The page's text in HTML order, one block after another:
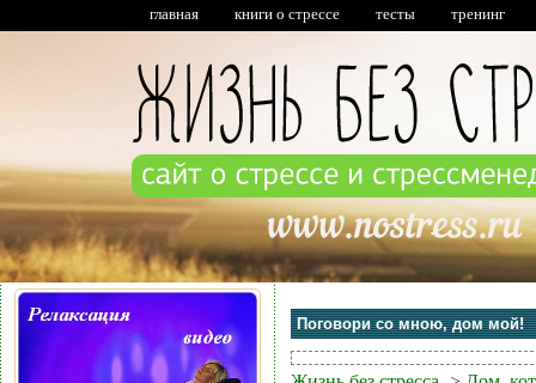
главная книги о стрессе тесты тренинг
Поговори со мною, дом мой!